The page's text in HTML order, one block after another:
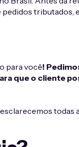
tributados,
para você!
que o cliente
todas